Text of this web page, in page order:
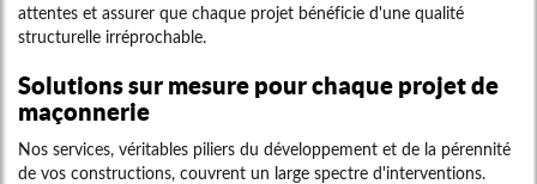
attentes et assurer que chaque projet bénéficie d'une qualité
structurelle irréprochable.
Solutions sur mesure pour chaque projet de
maçonnerie
Nos services, véritables piliers du développement et de la pérennité
de vos constructions, couvrent un large spectre d'interventions.